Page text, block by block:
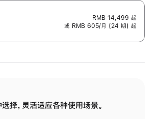
RMB 14,499 起
或 RMB 605/月 (24 期) 起
择，灵活适应各种使用场景。